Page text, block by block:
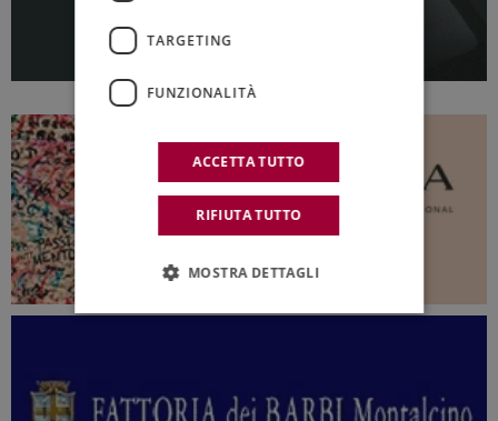
TARGETING
FUNZIONALITÀ
ACCETTA TUTTO
RIFIUTA TUTTO
MOSTRA DETTAGLI